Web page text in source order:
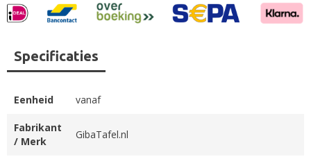
Specificaties
Eenheid vanaf
Fabrikant
/ Merk
GibaTafel.nl